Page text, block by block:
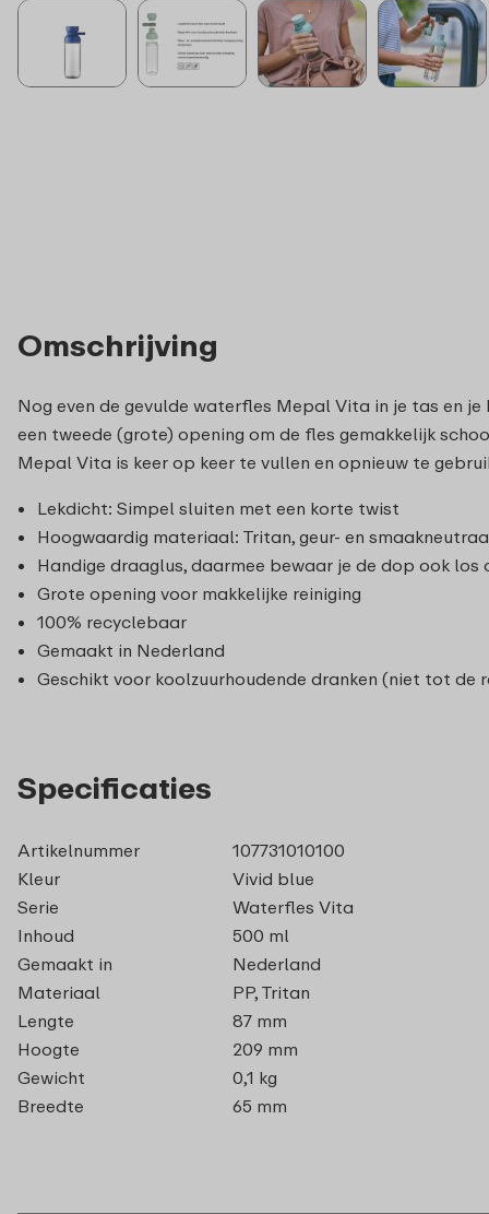
Omschrijving
Nog even de gevulde waterfles Mepal Vita in je tas en
een tweede (grote) opening om de fles gemakkelijk
Mepal Vita is keer op keer te vullen en opnieuw te
Lekdicht: Simpel sluiten met een korte twist
Hoogwaardig materiaal: Tritan, geur- en
Handige draaglus, daarmee bewaar je de dop ook los
Grote opening voor makkelijke reiniging
100% recyclebaar
Gemaakt in Nederland
Geschikt voor koolzuurhoudende dranken (niet tot de
Specificaties
Artikelnummer
107731010100
Kleur
Vivid blue
Serie
Waterfles Vita
Inhoud
500 ml
Gemaakt in
Nederland
Materiaal
PP, Tritan
Lengte
87 mm
Hoogte
209 mm
Gewicht
0,1 kg
Breedte
65 mm